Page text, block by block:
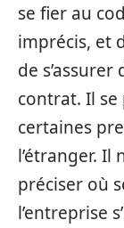
se fier au
imprécis, et
de
contrat. Il
certaines
l’étranger. Il
préciser où
l’entreprise